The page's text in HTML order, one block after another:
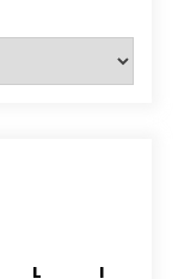
L
I